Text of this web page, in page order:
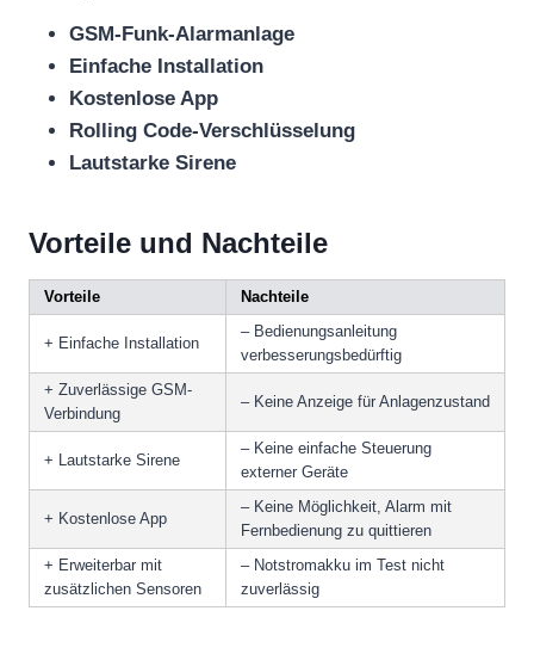
GSM-Funk-Alarmanlage
Einfache Installation
Kostenlose App
Rolling Code-Verschlüsselung
Lautstarke Sirene
Vorteile und Nachteile
Vorteile Nachteile
+ Einfache Installation
– Bedienungsanleitung
verbesserungsbedürftig
+ Zuverlässige GSM-
Verbindung
– Keine Anzeige für Anlagenzustand
+ Lautstarke Sirene
– Keine einfache Steuerung
externer Geräte
+ Kostenlose App
– Keine Möglichkeit, Alarm mit
Fernbedienung zu quittieren
+ Erweiterbar mit
zusätzlichen Sensoren
– Notstromakku im Test nicht
zuverlässig